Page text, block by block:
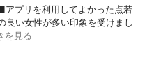
プリを利用してよかった点若
良い女性が多い印象を受けまし
を見る